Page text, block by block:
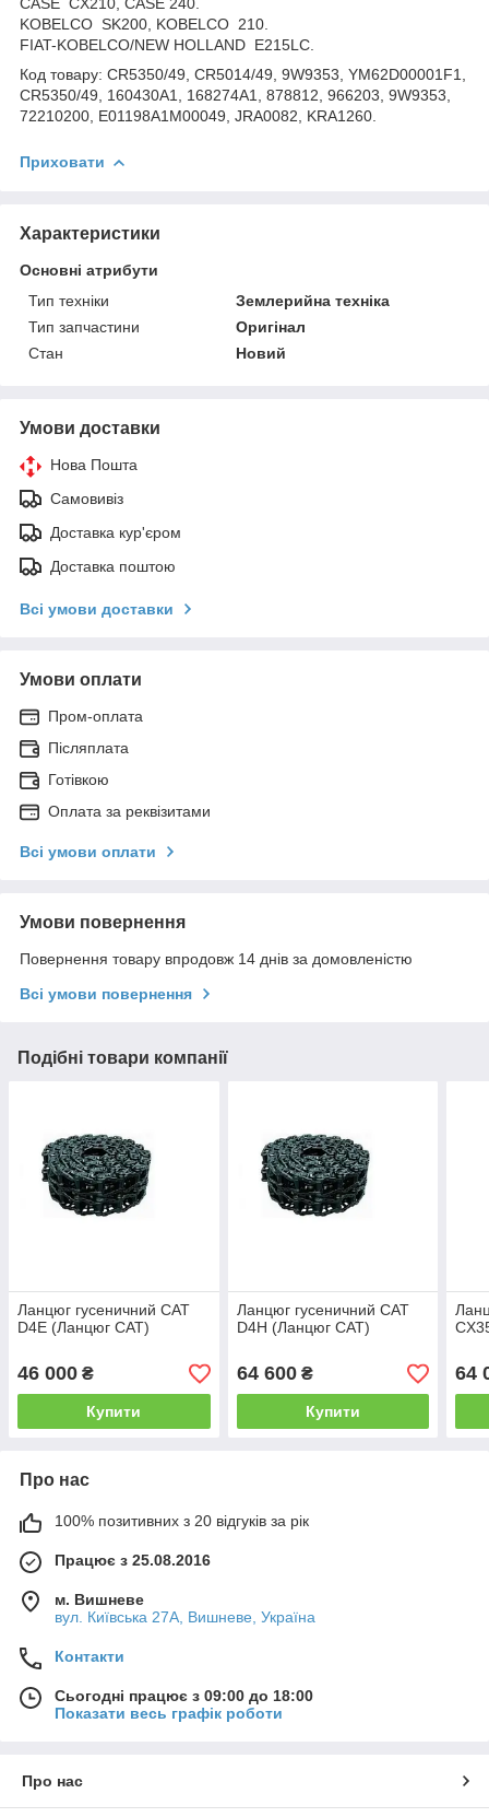
KOBELCO SK200, KOBELCO 210.
FIAT-KOBELCO/NEW HOLLAND E215LC.
Код товару: CR5350/49, CR5014/49, 9W9353, YM62D00001F1,
CR5350/49, 160430A1, 168274A1, 878812, 966203, 9W9353,
72210200, E01198A1M00049, JRA0082, KRA1260.
Приховати
Характеристики
Основні атрибути
Тип техніки
Землерийна техніка
Тип запчастини
Оригінал
Стан
Новий
Умови доставки
Нова Пошта
Самовивіз
Доставка кур'єром
Доставка поштою
Всі умови доставки
Умови оплати
Пром-оплата
Післяплата
Готівкою
Оплата за реквізитами
Всі умови оплати
Умови повернення
Повернення товару впродовж 14 днів за домовленістю
Всі умови повернення
Подібні товари компанії
Ланцюг гусеничний CAT
D4E (Ланцюг CAT)
46 000 ₴
Купити
Ланцюг гусеничний CAT
D4H (Ланцюг CAT)
64 600₴
Купити
64
Про нас
100% позитивних з 20 відгуків за рік
Працює з 25.08.2016
м. Вишневе
вул. Київська 27А, Вишневе, Україна
Контакти
Сьогодні працює з 09:00 до 18:00
Показати весь графік роботи
Про нас